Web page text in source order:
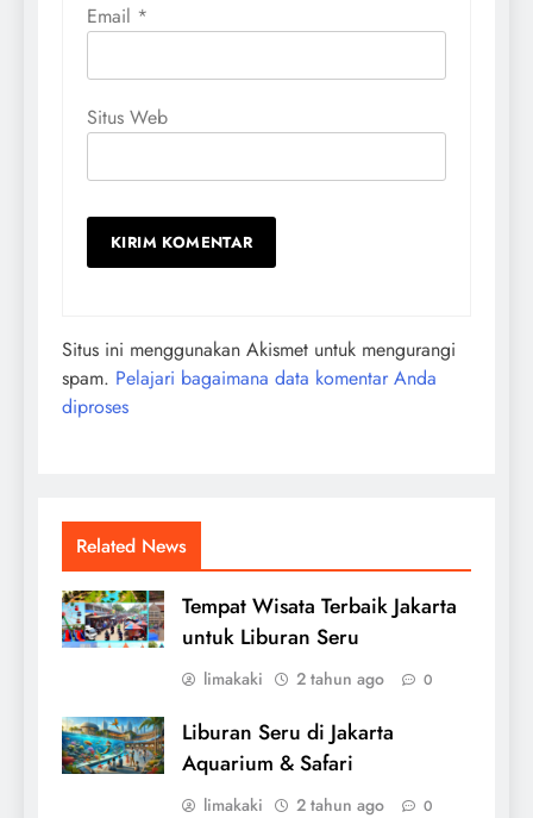
Email *
Situs Web
Situs ini menggunakan Akismet untuk mengurangi
spam. Pelajari bagaimana data komentar Anda
diproses
Related News
Tempat Wisata Terbaik Jakarta
untuk Liburan Seru
limakaki 2 tahun ago 0
Liburan Seru di Jakarta
Aquarium & Safari
limakaki 2 tahun ago 0